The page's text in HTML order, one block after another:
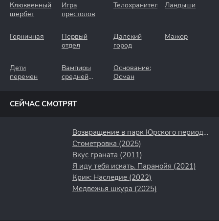
Клюквенный
щербет
Игра
престолов
Телохранители Ландыши
Горничная
Первый
отдел
Далёкий
город
Мажор
Дети
перемен
Вампиры
средней
Основание:
Осман
СЕЙЧАС СМОТРЯТ
Возвращение в парк Юрского периода (2025)
Стометровка (2025)
Вкус граната (2011)
Я иду тебя искать. Паранойя (2021)
Крик: Наследие (2022)
Медвежья шкура (2025)